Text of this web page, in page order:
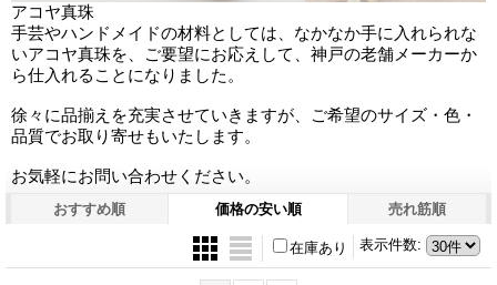
アコヤ真珠
手芸やハンドメイドの材料としては、なかなか手に入れられな
いアコヤ真珠を、ご要望にお応えして、神戸の老舗メーカーか
ら仕入れることになりました。
徐々に品揃えを充実させていきますが、ご希望のサイズ・色・
品質でお取り寄せもいたします。
お気軽にお問い合わせください。
おすすめ順 価格の安い順 売れ筋順
表示件数:
在庫あり